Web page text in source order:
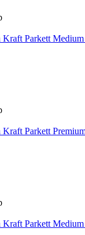
Parkett
Parkett
Parkett